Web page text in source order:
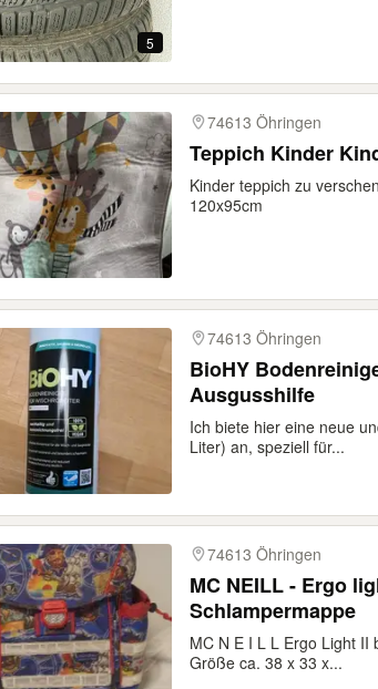
5
74613 Öhringen
Teppich Kinder
Kinder teppich zu
120x95cm
74613 Öhringen
BioHY
Ausgusshilfe
Ich biete hier eine neue
Liter) an, speziell für...
74613 Öhringen
MC NEILL - Ergo
Schlampermappe
MC N E I L L Ergo Light
Größe ca. 38 x 33 x...